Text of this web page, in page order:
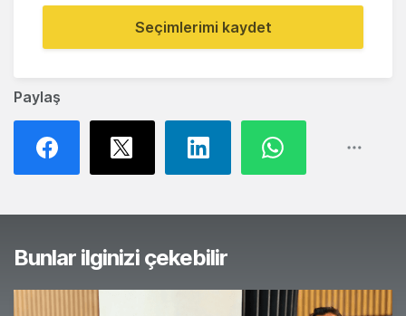
Paylaş
Seçimlerimi kaydet
Bunlar ilginizi çekebilir